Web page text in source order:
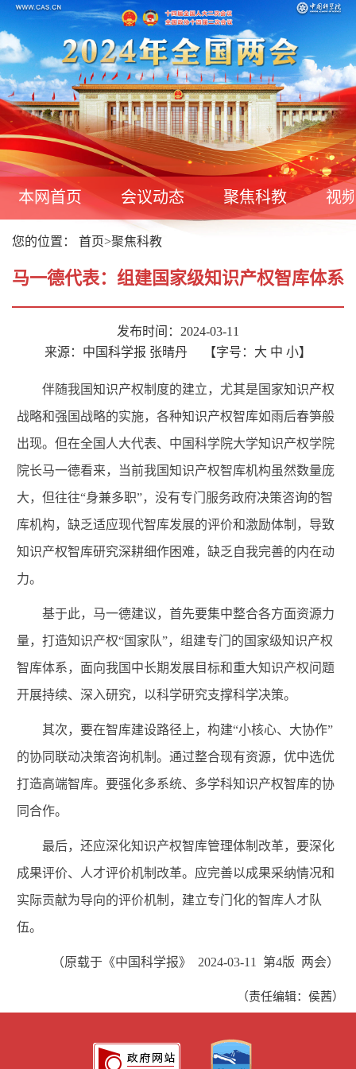
本网首页 会议动态 聚焦科教 视
您的位置： 首页>聚焦科教
马一德代表：组建国家级知识产权智库体系
发布时间：2024-03-11
来源：中国科学报 张晴丹
【字号： 大 中 小】
伴随我国知识产权制度的建立，尤其是国家知识产权
战略和强国战略的实施，各种知识产权智库如雨后春笋般
出现。但在全国人大代表、中国科学院大学知识产权学院
院长马一德看来，当前我国知识产权智库机构虽然数量庞
大，但往往“身兼多职”，没有专门服务政府决策咨询的智
库机构，缺乏适应现代智库发展的评价和激励体制，导致
知识产权智库研究深耕细作困难，缺乏自我完善的内在动
力。
基于此，马一德建议，首先要集中整合各方面资源力
量，打造知识产权“国家队”，组建专门的国家级知识产权
智库体系，面向我国中长期发展目标和重大知识产权问题
开展持续、深入研究，以科学研究支撑科学决策。
其次，要在智库建设路径上，构建“小核心、大协作”
的协同联动决策咨询机制。通过整合现有资源，优中选优
打造高端智库。要强化多系统、多学科知识产权智库的协
同合作。
最后，还应深化知识产权智库管理体制改革，要深化
成果评价、人才评价机制改革。应完善以成果采纳情况和
实际贡献为导向的评价机制，建立专门化的智库人才队
伍。
（原载于《中国科学报》 2024-03-11 第4版 两会）
（责任编辑：侯茜）